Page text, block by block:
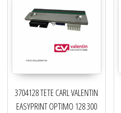
3704128 TETE CARL VALENTIN
EASYPRINT OPTIMO 128 300